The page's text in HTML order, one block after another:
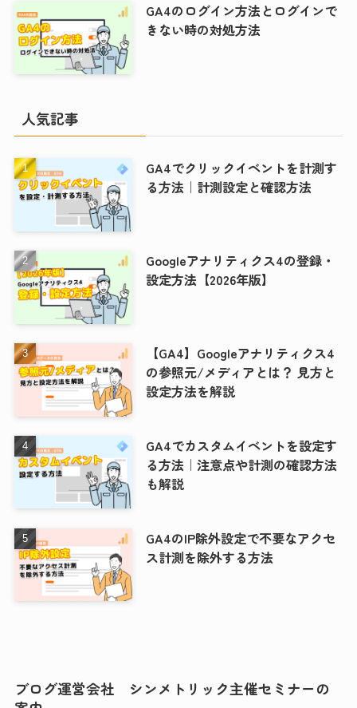
GA4のログイン方法とログインで
きない時の対処方法
人気記事
GA4でクリックイベントを計測す
る方法｜計測設定と確認方法
Googleアナリティクス4の登録・
設定方法【2026年版】
【GA4】Googleアナリティクス4
の参照元/メディアとは？ 見方と
設定方法を解説
GA4でカスタムイベントを設定す
る方法｜注意点や計測の確認方法
も解説
GA4のIP除外設定で不要なアクセ
ス計測を除外する方法
ブログ運営会社 シンメトリック主催セミナーの